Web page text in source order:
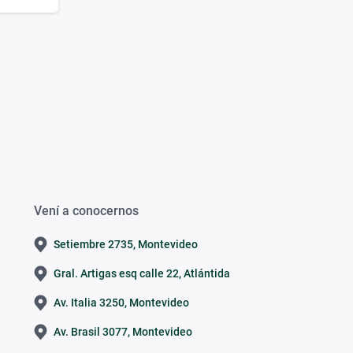
Vení a conocernos
Setiembre 2735, Montevideo
Gral. Artigas esq calle 22, Atlántida
Av. Italia 3250, Montevideo
Av. Brasil 3077, Montevideo